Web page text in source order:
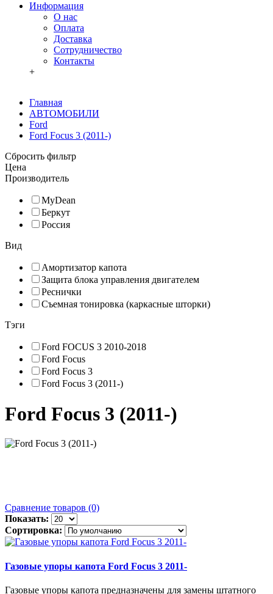
Информация
О нас
Оплата
Доставка
Сотрудничество
Контакты
+
Главная
АВТОМОБИЛИ
Ford
Ford Focus 3 (2011-)
Сбросить фильтр
Цена
Производитель
MyDean
Беркут
Россия
Вид
Амортизатор капота
Защита блока управления двигателем
Реснички
Съемная тонировка (каркасные шторки)
Тэги
Ford FOCUS 3 2010-2018
Ford Focus
Ford Focus 3
Ford Focus 3 (2011-)
Ford Focus 3 (2011-)
Сравнение товаров (0)
Показать:
Сортировка:
Газовые упоры капота Ford Focus 3 2011-
Газовые упоры капота предназначены для замены штатного